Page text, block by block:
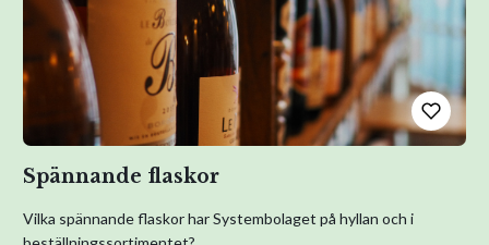
Spännande flaskor
Vilka spännande flaskor har Systembolaget på hyllan och i